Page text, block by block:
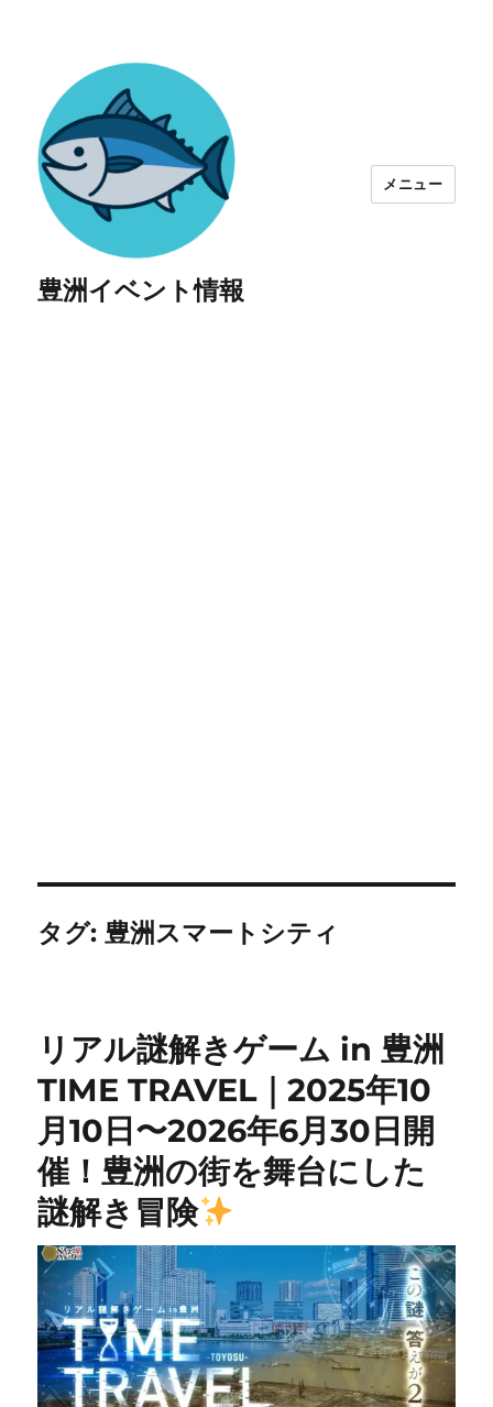
豊洲イベント情報
メニュー
タグ:豊洲スマートシティ
リアル謎解きゲーム in 豊洲
TIME TRAVEL｜2025年10
月10日〜2026年6月30日開
催！豊洲の街を舞台にした
謎解き冒険